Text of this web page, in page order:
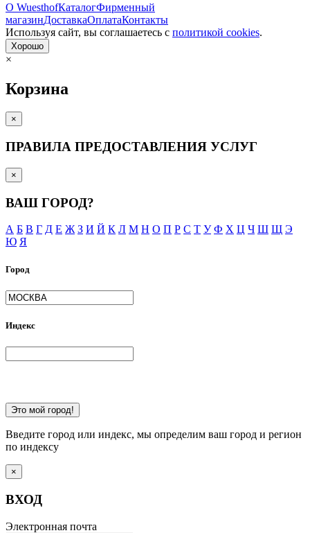
О WuesthofКаталогФирменный
магазинДоставкаОплатаКонтакты
Используя сайт, вы согла­шаетесь с политикой cookies.
Хорошо
×
Корзина
×
ПРАВИЛА ПРЕДОСТАВЛЕНИЯ УСЛУГ
×
ВАШ ГОРОД?
А Б В Г Д Е Ж З И Й К Л М Н О П Р С Т У Ф Х Ц Ч Ш Щ Э
Ю Я
Город
Индекс
Это мой город!
Введите город или индекс, мы определим ваш город и регион
по индексу
×
ВХОД
Электронная почта